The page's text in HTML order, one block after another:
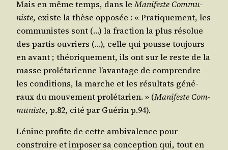
Mais en même temps, dans leMani­feste Com­mu­
niste, existe la thèse oppo­sée : « Pra­ti­que­ment, les
com­mu­nistes sont (…) la frac­tion la plus réso­lue
des par­tis ouvriers (…), celle qui pousse tou­jours
en avant ; théo­ri­que­ment, ils ont sur le reste de la
masse pro­lé­ta­rienne l’a­van­tage de com­prendre
les condi­tions, la marche et les résul­tats géné­
raux du mou­ve­ment pro­lé­ta­rien. » (Mani­feste Com­
mu­niste, p.82, cité par Gué­rin p.94).
Lénine pro­fite de cette ambi­va­lence pour
construire et impo­ser sa concep­tion qui, tout en